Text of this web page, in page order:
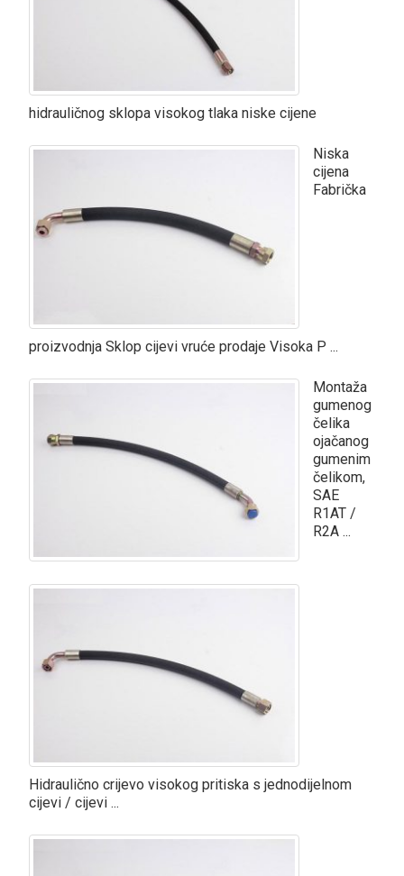
hidrauličnog sklopa visokog tlaka niske cijene
Niska
cijena
Fabrička
proizvodnja Sklop cijevi vruće prodaje Visoka P ...
Montaža
gumenog
čelika
ojačanog
gumenim
čelikom,
SAE
R1AT /
R2A ...
Hidraulično crijevo visokog pritiska s jednodijelnom
cijevi / cijevi ...